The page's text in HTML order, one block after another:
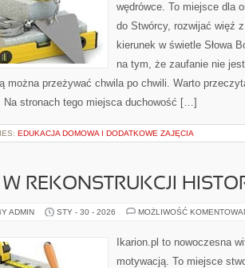
wędrówce. To miejsce dla
do Stwórcy, rozwijać więź
kierunek w świetle Słowa
na tym, że zaufanie nie
można przeżywać chwila po chwili. Warto
Na stronach tego miejsca duchowość […]
EDUKACJA DOMOWA I DODATKOWE ZAJĘCIA
REKONSTRUKCJI
ADMIN STY - 30 - 2026 MOŻLIWOŚĆ
Ikarion.pl to nowoczesna
motywacją. To miejsce